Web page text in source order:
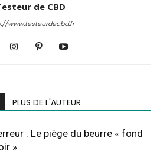
de CBD
www.testeurdecbd.fr
PLUS DE L'AUTEUR
: Le piège du beurre « fond
»